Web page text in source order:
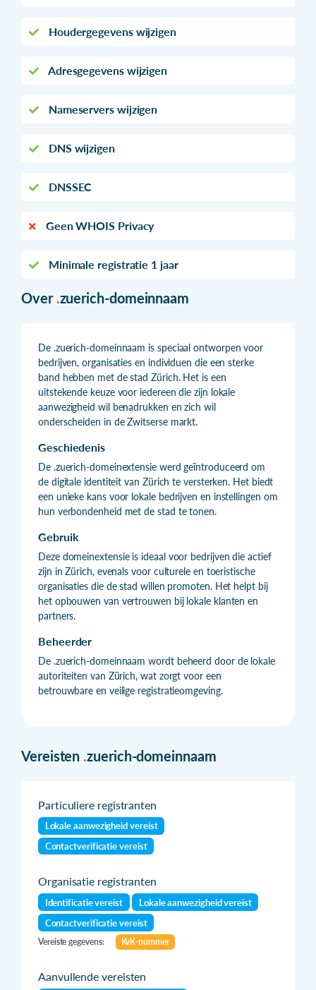
Houdergegevens wijzigen
Adresgegevens wijzigen
Nameservers wijzigen
DNS wijzigen
DNSSEC
Geen WHOIS Privacy
Minimale registratie 1 jaar
Over .zuerich-domeinnaam
De .zuerich-domeinnaam is speciaal ontworpen voor
bedrijven, organisaties en individuen die een sterke
band hebben met de stad Zürich. Het is een
uitstekende keuze voor iedereen die zijn lokale
aanwezigheid wil benadrukken en zich wil
onderscheiden in de Zwitserse markt.
Geschiedenis
De .zuerich-domeinextensie werd geïntroduceerd om
de digitale identiteit van Zürich te versterken. Het biedt
een unieke kans voor lokale bedrijven en instellingen om
hun verbondenheid met de stad te tonen.
Gebruik
Deze domeinextensie is ideaal voor bedrijven die actief
zijn in Zürich, evenals voor culturele en toeristische
organisaties die de stad willen promoten. Het helpt bij
het opbouwen van vertrouwen bij lokale klanten en
partners.
Beheerder
De .zuerich-domeinnaam wordt beheerd door de lokale
autoriteiten van Zürich, wat zorgt voor een
betrouwbare en veilige registratieomgeving.
Vereisten .zuerich-domeinnaam
Particuliere registranten
Lokale aanwezigheid vereist
Contactverificatie vereist
Organisatie registranten
Identificatie vereist
Lokale aanwezigheid vereist
Contactverificatie vereist
Vereiste gegevens: KvK-nummer
Aanvullende vereisten